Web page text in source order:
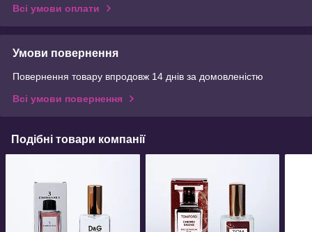
Всі умови оплати
Умови повернення
Повернення товару впродовж 14 днів за домовленістю
Всі умови повернення
Подібні товари компанії